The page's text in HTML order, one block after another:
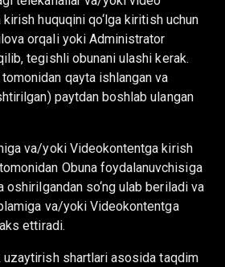
huquqini qo‘lga kiritish uchun
orqali yoki Administrator
tegishli obunani ulashi kerak.
qayta ishlangan va
paytdan boshlab ulangan
va/yoki Videokontentga kirish
Obuna foydalanuvchisiga
oshirilgandan so‘ng ulab beriladi va
va/yoki Videokontentga
ettiradi.
uzaytirish shartlari asosida taqdim